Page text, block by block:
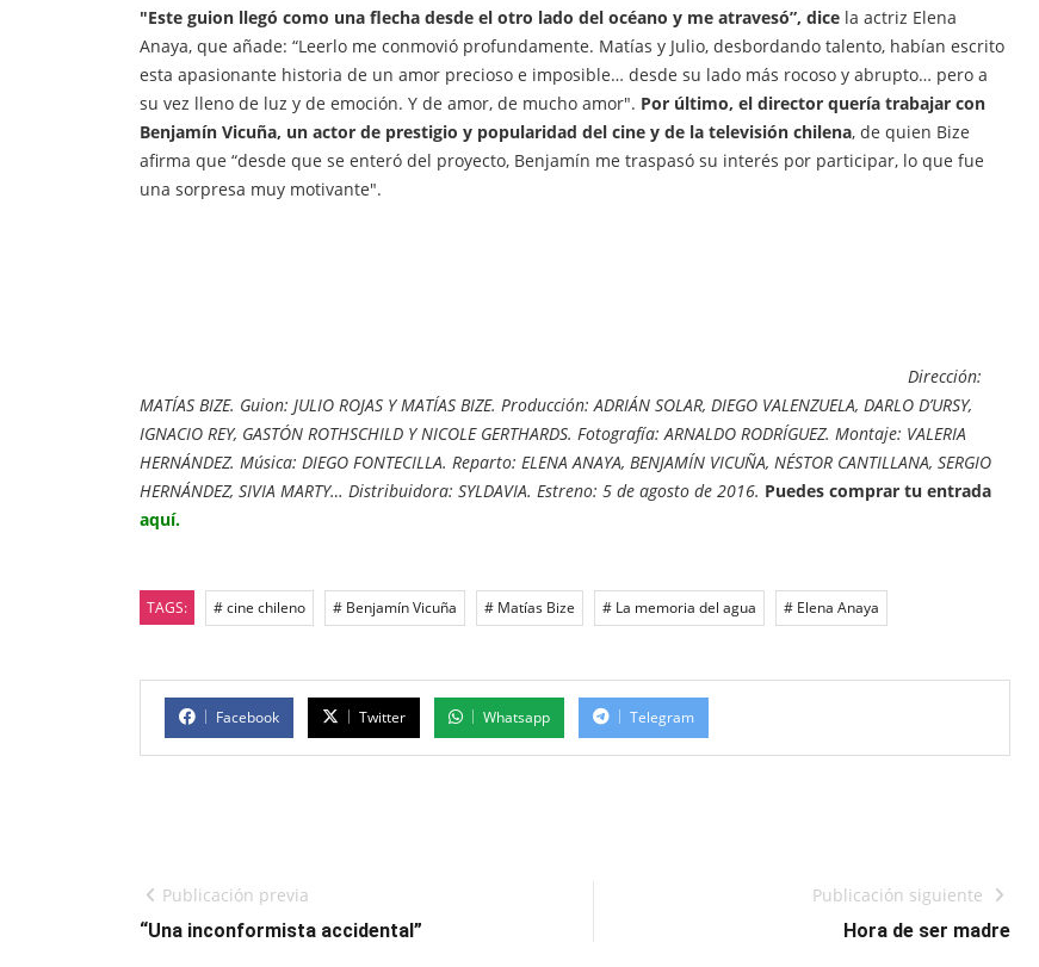
"Este guion llegó como una flecha desde el otro lado del océano y me atravesó”, dice la actriz Elena
Anaya, que añade: “Leerlo me conmovió profundamente. Matías y Julio, desbordando talento, habían escrito
esta apasionante historia de un amor precioso e imposible… desde su lado más rocoso y abrupto… pero a
su vez lleno de luz y de emoción. Y de amor, de mucho amor". Por último, el director quería trabajar con
Benjamín Vicuña, un actor de prestigio y popularidad del cine y de la televisión chilena, de quien Bize
afirma que “desde que se enteró del proyecto, Benjamín me traspasó su interés por participar, lo que fue
una sorpresa muy motivante".
Dirección:
MATÍAS BIZE. Guion: JULIO ROJAS Y MATÍAS BIZE. Producción: ADRIÁN SOLAR, DIEGO VALENZUELA, DARLO D’URSY,
IGNACIO REY, GASTÓN ROTHSCHILD Y NICOLE GERTHARDS. Fotografía: ARNALDO RODRÍGUEZ. Montaje: VALERIA
HERNÁNDEZ. Música: DIEGO FONTECILLA. Reparto: ELENA ANAYA, BENJAMÍN VICUÑA, NÉSTOR CANTILLANA, SERGIO
HERNÁNDEZ, SIVIA MARTY… Distribuidora: SYLDAVIA. Estreno: 5 de agosto de 2016. Puedes comprar tu entrada
aquí.
TAGS: # cine chileno # Benjamín Vicuña # Matías Bize # La memoria del agua # Elena Anaya
Facebook Twitter Whatsapp Telegram
Publicación previa
“Una inconformista accidental”
Publicación siguiente
Hora de ser madre